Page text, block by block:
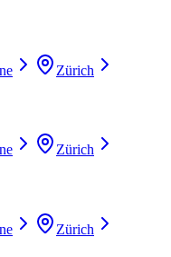
Zürich
Zürich
Zürich